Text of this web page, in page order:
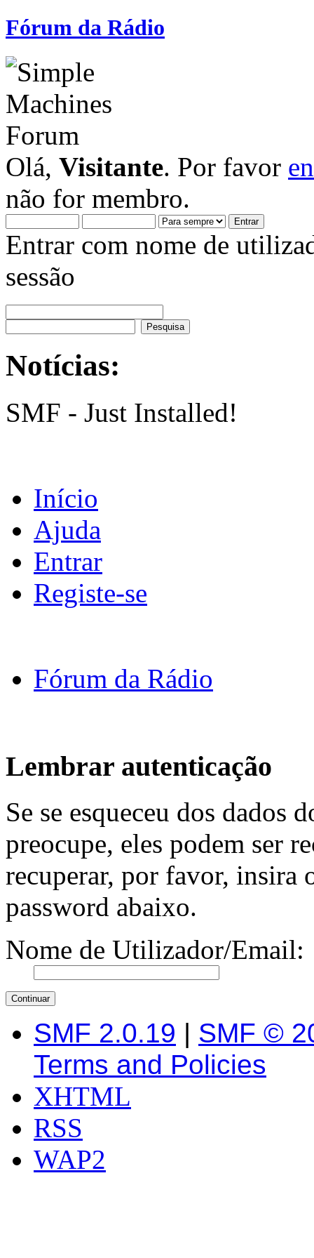
Fórum da Rádio
Olá, Visitante. Por favor
não for membro.
Entrar com nome de
sessão
Notícias:
SMF - Just Installed!
Início
Ajuda
Entrar
Registe-se
Fórum da Rádio
Lembrar autenticação
Se se esqueceu dos dados
preocupe, eles podem ser
recuperar, por favor, insira
password abaixo.
Nome de Utilizador/Email:
SMF 2.0.19 | SMF ©
Terms and Policies
XHTML
RSS
WAP2